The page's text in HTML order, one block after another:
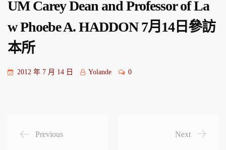
UM Carey Dean and Professor of La
w Phoebe A. HADDON 7月14日參訪
本所
2012 年 7 月 14 日 Yolande 0
Previous Next